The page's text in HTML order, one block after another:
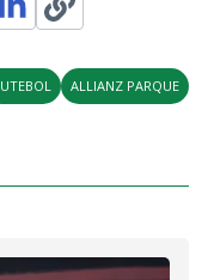
ALLIANZ PARQUE